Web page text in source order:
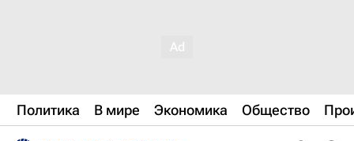
Политика В мире Экономика Общество